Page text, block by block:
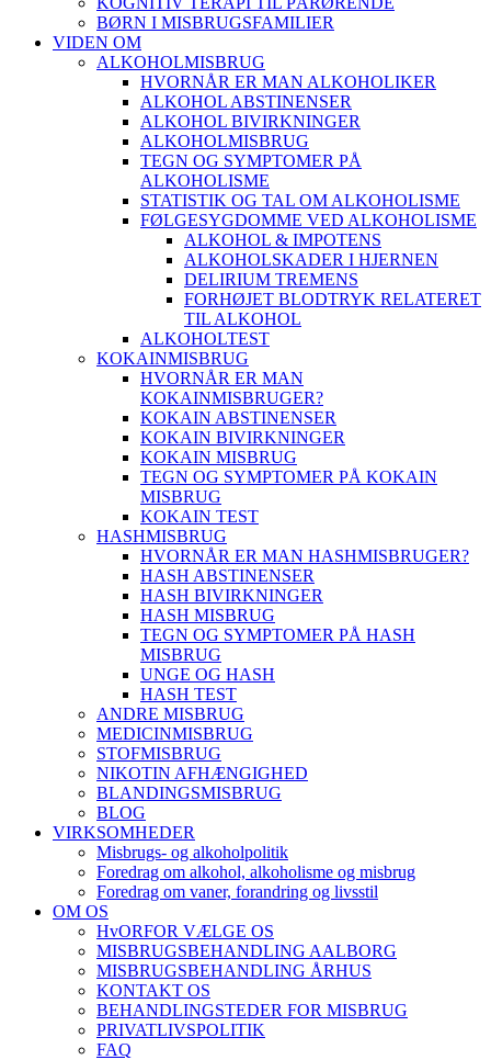
BØRN I MISBRUGSFAMILIER
VIDEN OM
ALKOHOLMISBRUG
HVORNÅR ER MAN ALKOHOLIKER
ALKOHOL ABSTINENSER
ALKOHOL BIVIRKNINGER
ALKOHOLMISBRUG
TEGN OG SYMPTOMER PÅ
ALKOHOLISME
STATISTIK OG TAL OM ALKOHOLISME
FØLGESYGDOMME VED ALKOHOLISME
ALKOHOL & IMPOTENS
ALKOHOLSKADER I HJERNEN
DELIRIUM TREMENS
FORHØJET BLODTRYK RELATERET
TIL ALKOHOL
ALKOHOLTEST
KOKAINMISBRUG
HVORNÅR ER MAN
KOKAINMISBRUGER?
KOKAIN ABSTINENSER
KOKAIN BIVIRKNINGER
KOKAIN MISBRUG
TEGN OG SYMPTOMER PÅ KOKAIN
MISBRUG
KOKAIN TEST
HASHMISBRUG
HVORNÅR ER MAN HASHMISBRUGER?
HASH ABSTINENSER
HASH BIVIRKNINGER
HASH MISBRUG
TEGN OG SYMPTOMER PÅ HASH
MISBRUG
UNGE OG HASH
HASH TEST
ANDRE MISBRUG
MEDICINMISBRUG
STOFMISBRUG
NIKOTIN AFHÆNGIGHED
BLANDINGSMISBRUG
BLOG
VIRKSOMHEDER
Misbrugs- og alkoholpolitik
Foredrag om alkohol, alkoholisme og misbrug
Foredrag om vaner, forandring og livsstil
OM OS
HvORFOR VÆLGE OS
MISBRUGSBEHANDLING AALBORG
MISBRUGSBEHANDLING ÅRHUS
KONTAKT OS
BEHANDLINGSTEDER FOR MISBRUG
PRIVATLIVSPOLITIK
FAQ